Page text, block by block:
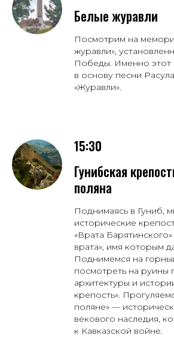
Белые журавли
Посмотрим на
журавли»,
Победы. Именно этот
в основу песни
«Журавли».
15:30
Гунибская
поляна
Поднимаясь в Гуниб,
исторические
«Врата
врата», имя которым
Поднимемся на
посмотреть на руины
архитектуры и
крепость».
поляне» —
векового наследия,
к Кавказской войне.